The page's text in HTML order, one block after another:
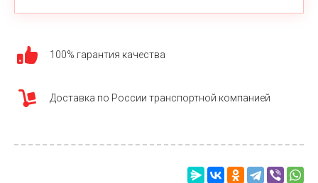
100% гарантия качества
Доставка по России транспортной компанией